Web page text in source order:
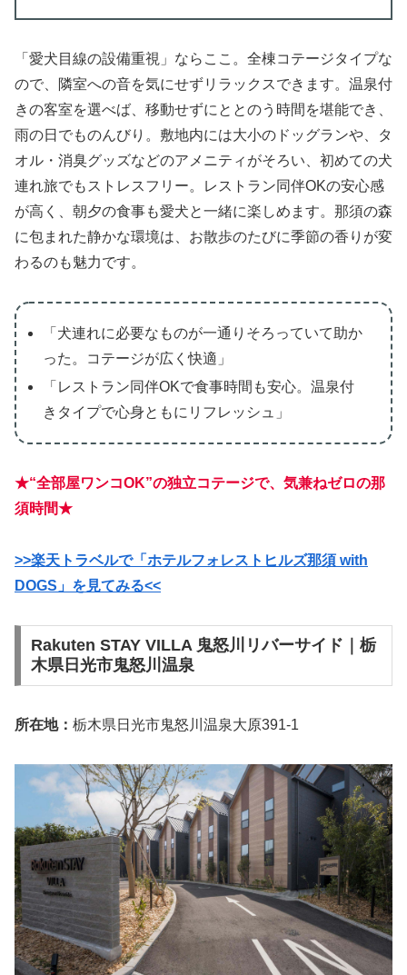
「愛犬目線の設備重視」ならここ。全棟コテージタイプな
ので、隣室への音を気にせずリラックスできます。温泉付
きの客室を選べば、移動せずにととのう時間を堪能でき、
雨の日でものんびり。敷地内には大小のドッグランや、タ
オル・消臭グッズなどのアメニティがそろい、初めての犬
連れ旅でもストレスフリー。レストラン同伴OKの安心感
が高く、朝夕の食事も愛犬と一緒に楽しめます。那須の森
に包まれた静かな環境は、お散歩のたびに季節の香りが変
わるのも魅力です。
「犬連れに必要なものが一通りそろっていて助か
った。コテージが広く快適」
「レストラン同伴OKで食事時間も安心。温泉付
きタイプで心身ともにリフレッシュ」
★“全部屋ワンコOK”の独立コテージで、気兼ねゼロの那
須時間★
>>楽天トラベルで「ホテルフォレストヒルズ那須 with
DOGS」を見てみる<<
Rakuten STAY VILLA 鬼怒川リバーサイド｜栃
木県日光市鬼怒川温泉
所在地： 栃木県日光市鬼怒川温泉大原391-1